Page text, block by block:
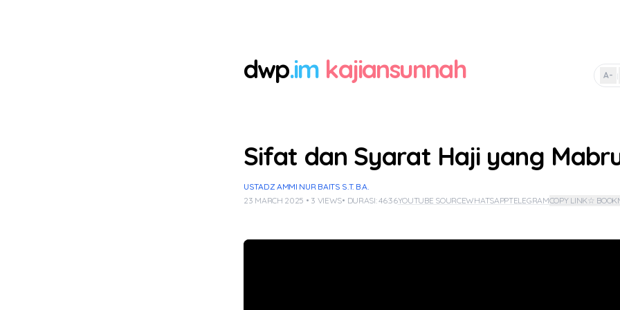
dwp.im kajiansunnah A- |
Sifat dan Syarat Haji yang
USTADZ AMMI NUR BAITS S.T. B.A.
23 MARCH 2025 • 3 VIEWS• DURASI: 46:36YOUTUBE SOURCEWHATSAPPTELEGRAMCOPY LINK☆